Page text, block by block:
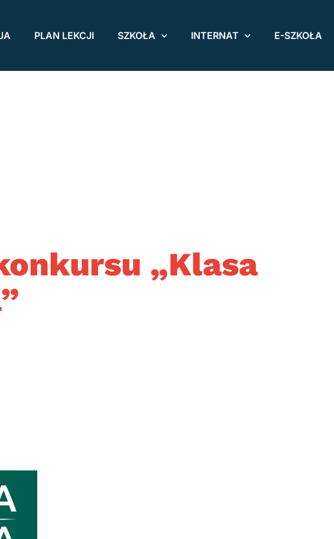
PLAN LEKCJI SZKOŁA INTERNAT E-SZKOŁA
„Klasa